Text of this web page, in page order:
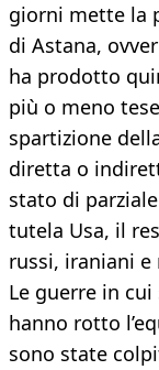
giorni mette la
di Astana,
ha prodotto
più o meno
spartizione
diretta o
stato di
tutela Usa, il
russi, iraniani
Le guerre in
hanno rotto
sono state